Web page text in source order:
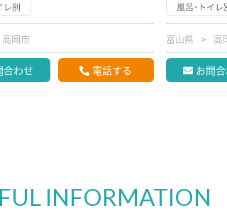
レ別
高岡市
合わせ 電話する
風呂･トイレ
富山県 高
お問
INFORMATION